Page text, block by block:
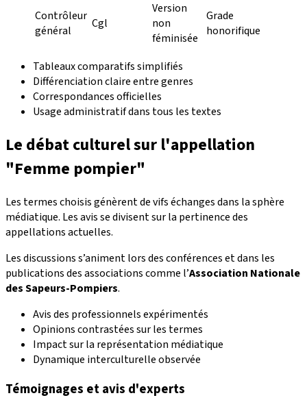
Contrôleur
général
Cgl
Version
non
féminisée
Grade
honorifique
Tableaux comparatifs simplifiés
Différenciation claire entre genres
Correspondances officielles
Usage administratif dans tous les textes
Le débat culturel sur l'appellation
"Femme pompier"
Les termes choisis génèrent de vifs échanges dans la sphère
médiatique. Les avis se divisent sur la pertinence des
appellations actuelles.
Les discussions s’animent lors des conférences et dans les
publications des associations comme l’Association Nationale
des Sapeurs-Pompiers.
Avis des professionnels expérimentés
Opinions contrastées sur les termes
Impact sur la représentation médiatique
Dynamique interculturelle observée
Témoignages et avis d'experts